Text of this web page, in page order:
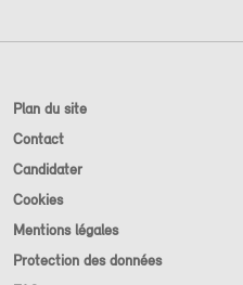
Plan du site
Contact
Candidater
Cookies
Mentions légales
Protection des données